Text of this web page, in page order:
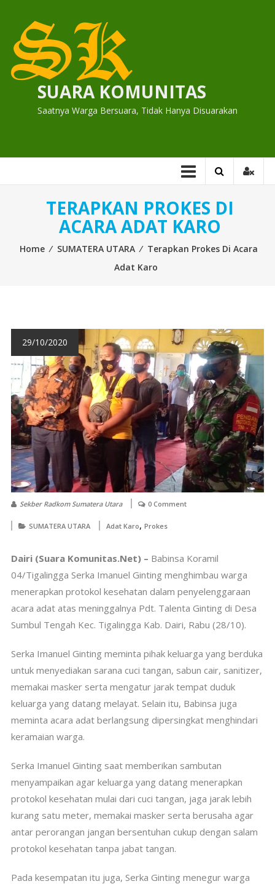
content
SUARA KOMUNITAS
Saatnya Warga Bersuara, Tidak Hanya Disuarakan
TERAPKAN PROKES DI
ACARA ADAT KARO
Home ⁄ SUMATERA UTARA ⁄ Terapkan Prokes Di Acara
Adat Karo
29/10/2020
Sekber Radkom Sumatera Utara 0 Comment
SUMATERA UTARA Adat Karo, Prokes
Dairi (Suara Komunitas.Net) – Babinsa Koramil
04/Tigalingga Serka Imanuel Ginting menghimbau warga
menerapkan protokol kesehatan dalam penyelenggaraan
acara adat atas meninggalnya Pdt. Talenta Ginting di Desa
Sumbul Tengah Kec. Tigalingga Kab. Dairi, Rabu (28/10).
Serka Imanuel Ginting meminta pihak keluarga yang berduka
untuk menyediakan sarana cuci tangan, sabun cair, sanitizer,
memakai masker serta mengatur jarak tempat duduk
keluarga yang datang melayat. Selain itu, Babinsa juga
meminta acara adat berlangsung dipersingkat menghindari
keramaian warga.
Serka Imanuel Ginting saat memberikan sambutan
menyampaikan agar keluarga yang datang menerapkan
protokol kesehatan mulai dari cuci tangan, jaga jarak lebih
kurang satu meter, memakai masker serta berusaha agar
antar perorangan jangan bersentuhan cukup dengan salam
protokol kesehatan tanpa jabat tangan.
Pada kesempatan itu juga, Serka Ginting menegur warga